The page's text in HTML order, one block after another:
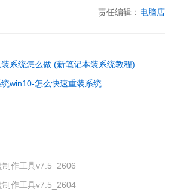
责任编辑： 电脑店
系统怎么做 (新笔记本装系统教程)
win10-怎么快速重装系统
作工具v7.5_2606
制作工具v7.5_2604